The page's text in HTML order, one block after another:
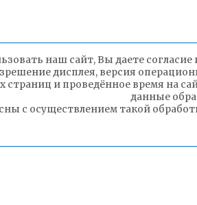
наш сайт, Вы даете
дисплея, версия
страниц и проведённое время на
данные
с осуществлением такой